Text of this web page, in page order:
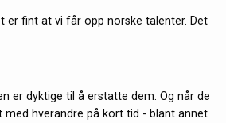
er fint at vi får opp norske talenter. Det
er dyktige til å erstatte dem. Og når de
hverandre på kort tid - blant annet